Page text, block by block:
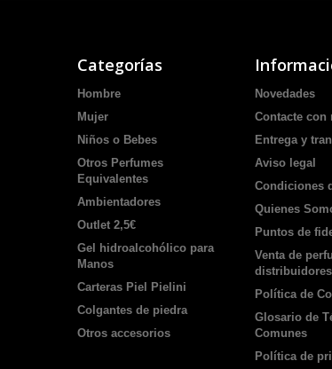
Categorías
Hombre
Mujer
Niños o Bebes
Otros Perfumes
Equivalentes
Ambientadores
Outlet 2,5€
Gel hidroalcohólico para
Manos
Carteras Piel Pielini
Colgantes de piedra
Otros accesorios
Novedades
Contacte con
Entrega y
Aviso legal
Condiciones
Quienes
Puntos de
Venta de
distribuidores
Política de
Glosario de
Comunes
Política de